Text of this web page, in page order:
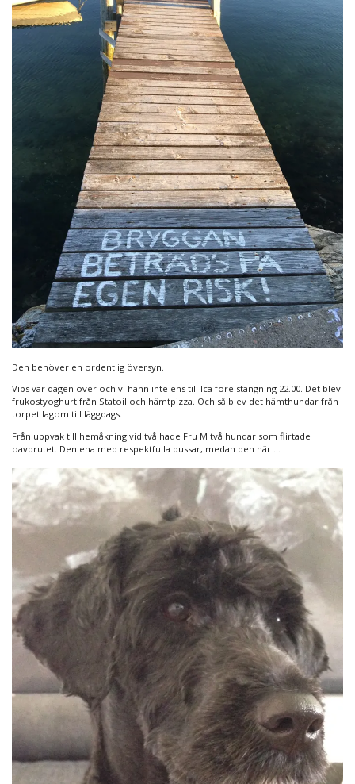
Den behöver en ordentlig översyn.
Vips var dagen över och vi hann inte ens till Ica före stängning 22.00. Det blev
frukostyoghurt från Statoil och hämtpizza. Och så blev det hämthundar från
torpet lagom till läggdags.
Från uppvak till hemåkning vid två hade Fru M två hundar som flirtade
oavbrutet. Den ena med respektfulla pussar, medan den här …